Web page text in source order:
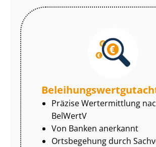
Präzise Wertermittlung
BelWertV
Von Banken anerkannt
Ortsbegehung durch